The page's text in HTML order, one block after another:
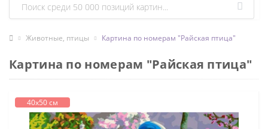
Животные, птицы Картина по номерам "Райская птица"
Картина по номерам "Райская птица"
40х50 см